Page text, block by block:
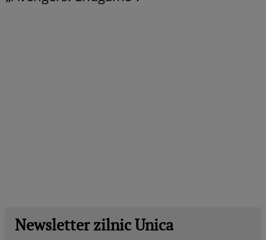
Newsletter zilnic Unica